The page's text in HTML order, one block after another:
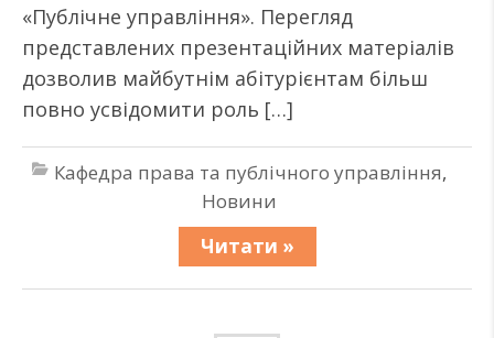
«Публічне управління». Перегляд
представлених презентаційних матеріалів
дозволив майбутнім абітурієнтам більш
повно усвідомити роль […]
Кафедра права та публічного управління,
Новини
Читати »